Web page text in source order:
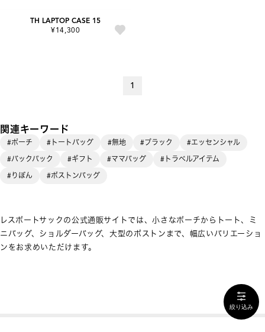
TH LAPTOP CASE 15
¥14,300
1
関連キーワード
#ポーチ #トートバッグ #無地 #ブラック
#エッセンシャル
#バックパック
#ギフト #ママバッグ
#トラベルアイテム
#りぼん
#ボストンバッグ
レスポートサックの公式通販サイトでは、小さなポーチからトート、ミ
ニバッグ、ショルダーバッグ、大型のボストンまで、幅広いバリエーショ
ンをお求めいただけます。
絞り込み